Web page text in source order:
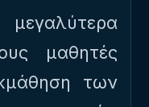
μαθητές
των